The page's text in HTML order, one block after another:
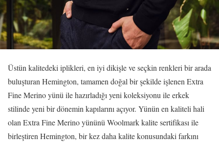
Üstün kalitedeki iplikleri, en iyi dikişle ve seçkin renkleri bir arada
buluşturan Hemington, tamamen doğal bir şekilde işlenen Extra
Fine Merino yünü ile hazırladığı yeni koleksiyonu ile erkek
stilinde yeni bir dönemin kapılarını açıyor. Yünün en kaliteli hali
olan Extra Fine Merino yününü Woolmark kalite sertifikası ile
birleştiren Hemington, bir kez daha kalite konusundaki farkını